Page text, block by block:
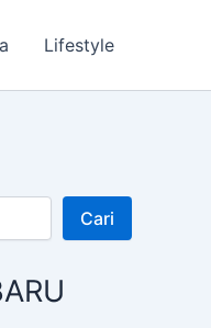
Lifestyle
Cari